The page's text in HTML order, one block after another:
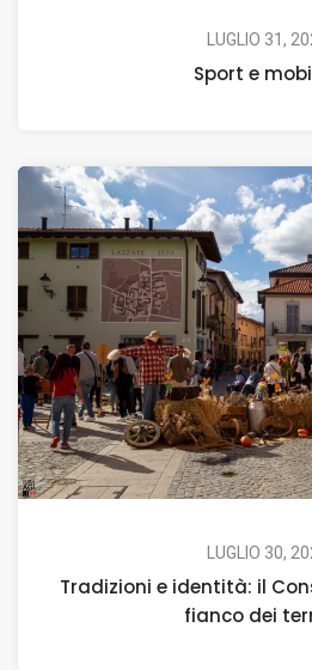
LUGLIO 31,
Sport e
LUGLIO 30,
Tradizioni e identità: il
fianco dei